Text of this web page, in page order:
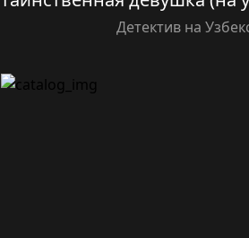
Детектив на